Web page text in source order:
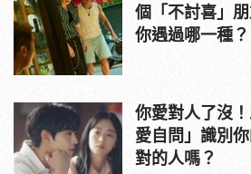
個「不討喜」朋
你遇過哪一種？
你愛對人了沒
愛自問」識別
對的人嗎？